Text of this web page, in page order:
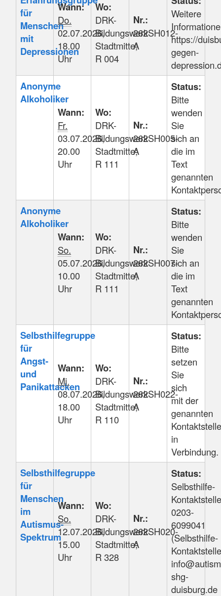
für
Menschen
mit
Depressionen
Wann:
Do.
02.07.2026,
18.00
Uhr
Wo:
DRK-
Bildungswerk
Stadtmitte;
R 004
Nr.:
262SH012-
A
Weitere
https://
gegen-
Anonyme
Alkoholiker
Wann:
Fr.
03.07.2026,
20.00
Uhr
Wo:
DRK-
Bildungswerk
Stadtmitte;
R 111
Nr.:
262SH005-
A
Status:
Bitte
wenden
Sie
sich an
die im
Text
genannten
Anonyme
Alkoholiker
Wann:
So.
05.07.2026,
10.00
Uhr
Wo:
DRK-
Bildungswerk
Stadtmitte;
R 111
Nr.:
262SH007-
A
Status:
Bitte
wenden
Sie
sich an
die im
Text
genannten
Selbsthilfegruppe
für
Angst-
und
Panikattacken
Wann:
Mi.
08.07.2026,
18.00
Uhr
Wo:
DRK-
Bildungswerk
Stadtmitte;
R 110
Nr.:
262SH022-
A
Status:
Bitte
setzen
Sie
sich
mit der
genannten
Kontaktstelle
in
Verbindung.
Selbsthilfegruppe
für
Menschen
im
Autismus-
Spektrum
Wann:
So.
12.07.2026,
15.00
Uhr
Wo:
DRK-
Bildungswerk
Stadtmitte;
R 328
Nr.:
262SH020-
A
Status:
Selbsthilfe-
0203-
6099041
(Selbsthilfe-
shg-
duisburg.de